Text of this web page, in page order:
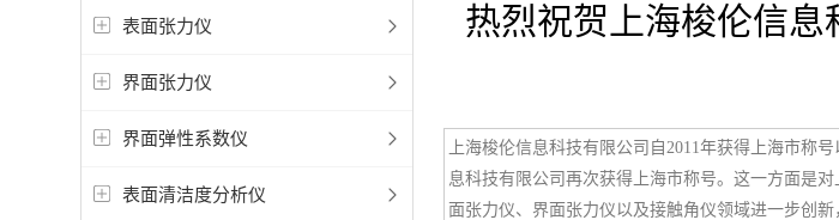
表面张力仪
界面张力仪
界面弹性系数仪
表面清洁度分析仪
热烈祝贺上海梭伦信
上海梭伦信息科技有限公司自2011年获得上海市称
息科技有限公司再次获得上海市称号。这一方面是
面张力仪、界面张力仪以及接触角仪领域进一步创